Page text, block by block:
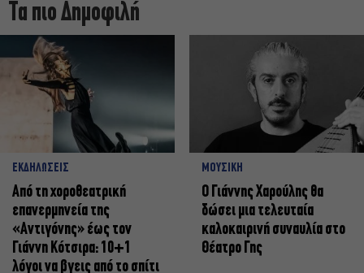
Τα πιο Δημοφιλή
ΕΚΔΗΛΩΣΕΙΣ
Από τη χοροθεατρική
επανερμηνεία της
«Αντιγόνης» έως τον
Γιάννη Κότσιρα: 10+1
λόγοι να βγεις από το σπίτι
ΜΟΥΣΙΚΗ
Ο Γιάννης Χαρούλης θα
δώσει μια τελευταία
καλοκαιρινή συναυλία στο
Θέατρο Γης